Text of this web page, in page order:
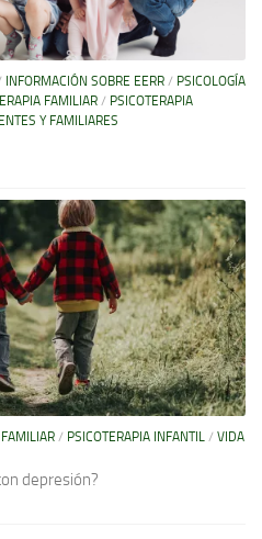
INFORMACIÓN SOBRE EERR / PSICOLOGÍA
FAMILIAR / PSICOTERAPIA
Y FAMILIARES
/ PSICOTERAPIA INFANTIL / VIDA
depresión?